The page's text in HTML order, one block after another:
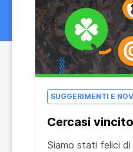
SUGGERIMENTI E
Cercasi
Siamo stati felici